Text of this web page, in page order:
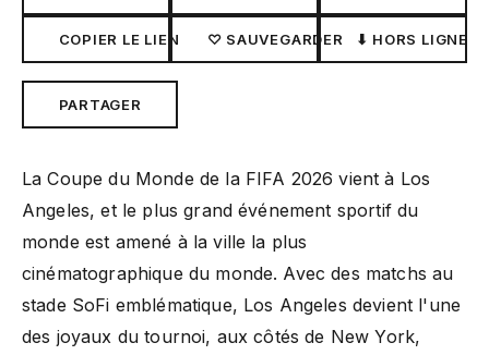
COPIER LE LIEN ♡ SAUVEGARDER ⬇ HORS LIGNE
PARTAGER
La Coupe du Monde de la FIFA 2026 vient à Los
Angeles, et le plus grand événement sportif du
monde est amené à la ville la plus
cinématographique du monde. Avec des matchs au
stade SoFi emblématique, Los Angeles devient l'une
des joyaux du tournoi, aux côtés de New York,